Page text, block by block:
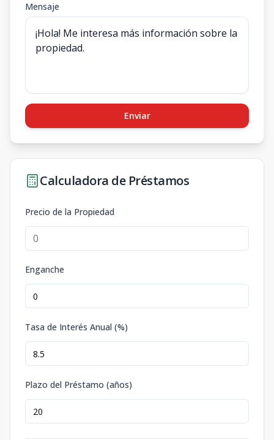
Mensaje
Enviar
Calculadora de Préstamos
Precio de la Propiedad
Enganche
Tasa de Interés Anual (%)
Plazo del Préstamo (años)